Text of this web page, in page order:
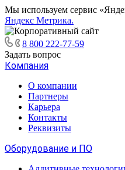
Мы используем сервис
Яндекс Метрика.
8 800 222-77-59
Задать вопрос
Компания
О компании
Партнеры
Карьера
Контакты
Реквизиты
Оборудование и ПО